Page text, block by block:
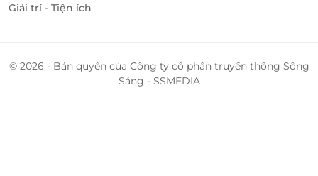
Giải trí - Tiện ích
© 2026 - Bản quyền của Công ty cổ phần truyền thông Sông
Sáng - SSMEDIA